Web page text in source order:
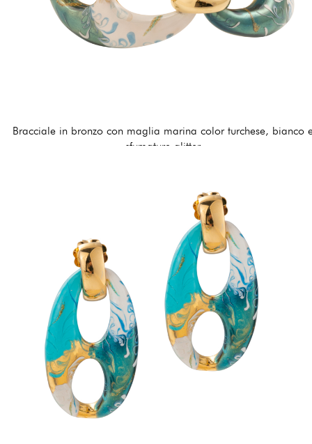
Bracciale in bronzo con maglia marina color turchese, bianco
sfumature glitter